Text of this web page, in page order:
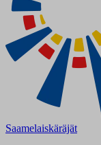
Saamelaiskäräjät